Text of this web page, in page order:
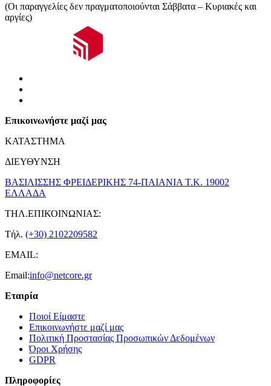
(Οι παραγγελίες δεν πραγματοποιούνται Σάββατα – Κυριακές και
αργίες)
Επικοινωνήστε μαζί μας
ΚΑΤΑΣΤΗΜΑ
ΔΙΕΥΘΥΝΣΗ
ΒΑΣΙΛΙΣΣΗΣ ΦΡΕΙΔΕΡΙΚΗΣ 74-ΠΑΙΑΝΙΑ Τ.Κ. 19002
ΕΛΛΑΔΑ
ΤΗΛ.ΕΠΙΚΟΙΝΩΝΙΑΣ:
Τήλ. (+30) 2102209582
EMAIL:
Email:info@netcore.gr
Εταιρία
Ποιοί Είμαστε
Επικοινωνήστε μαζί μας
Πολιτική Προστασίας Προσωπικών Δεδομένων
Όροι Χρήσης
GDPR
Πληροφορίες